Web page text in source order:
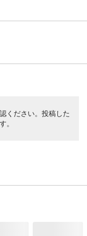
ください。投稿した
。